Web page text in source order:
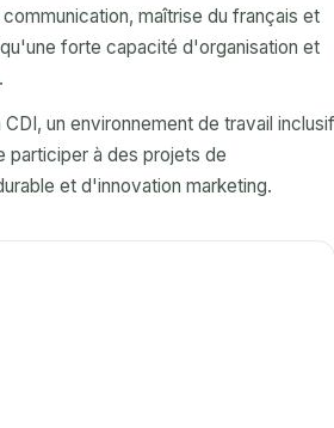
maîtrise du français et
forte capacité d'organisation et
un environnement de travail
participer à des projets de
et d'innovation marketing.